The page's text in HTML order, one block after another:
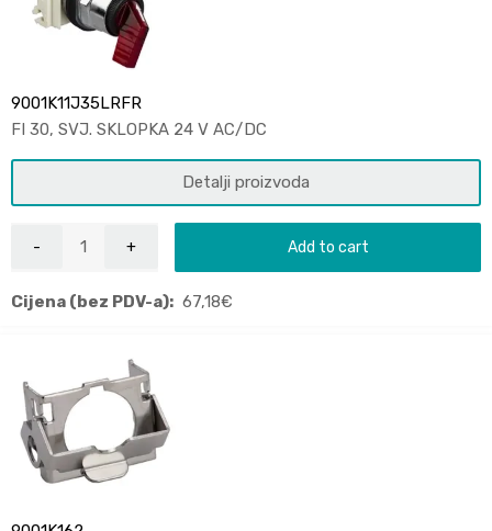
9001K11J35LRFR
FI 30, SVJ. SKLOPKA 24 V AC/DC
Detalji proizvoda
Add to cart
Cijena (bez PDV-a): 67,18€